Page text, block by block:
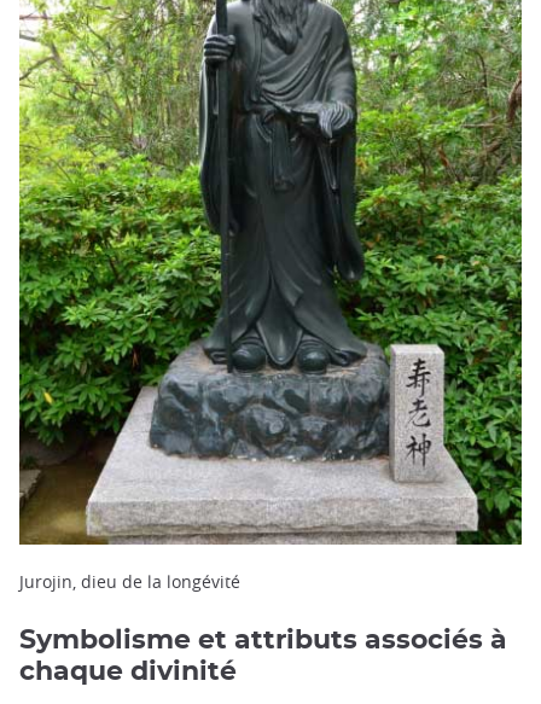
Jurojin, dieu de la longévité
Symbolisme et attributs associés à
chaque divinité